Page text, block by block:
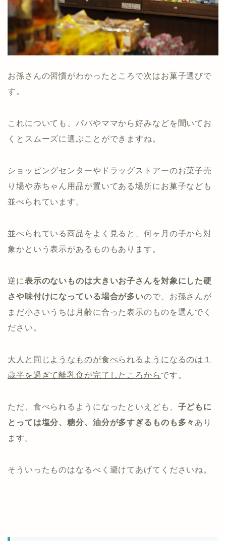
お孫さんの習慣がわかったところで次はお菓子選びで
す。
これについても、パパやママから好みなどを聞いてお
くとスムーズに選ぶことができますね。
ショッピングセンターやドラッグストアーのお菓子売
り場や赤ちゃん用品が置いてある場所にお菓子なども
並べられています。
並べられている商品をよく見ると、何ヶ月の子から対
象かという表示があるものもあります。
逆に表示のないものは大きいお子さんを対象にした硬
さや味付けになっている場合が多いので、お孫さんが
まだ小さいうちは月齢に合った表示のものを選んでく
ださい。
大人と同じようなものが食べられるようになるのは１
歳半を過ぎて離乳食が完了したころから です。
ただ、食べられるようになったといえども、 子どもに
とっては塩分、糖分、油分が多すぎるものも多々 あり
ます。
そういったものはなるべく避けてあげてくださいね。